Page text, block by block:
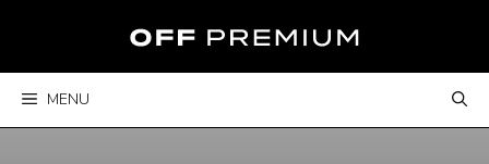
o
conteúdo
MENU